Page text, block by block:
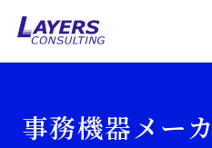
事務機器メー